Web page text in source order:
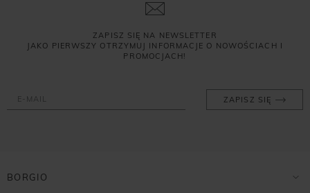
ZAPISZ SIĘ NA NEWSLETTER
JAKO PIERWSZY OTRZYMUJ INFORMACJE O NOWOŚCIACH I
PROMOCJACH!
ZAPISZ SIĘ
BORGIO